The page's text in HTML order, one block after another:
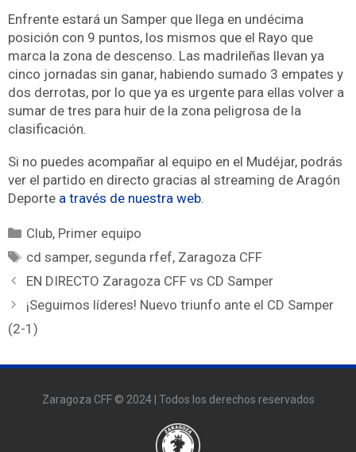
Enfrente estará un Samper que llega en undécima
posición con 9 puntos, los mismos que el Rayo que
marca la zona de descenso. Las madrileñas llevan ya
cinco jornadas sin ganar, habiendo sumado 3 empates y
dos derrotas, por lo que ya es urgente para ellas volver a
sumar de tres para huir de la zona peligrosa de la
clasificación.
Si no puedes acompañar al equipo en el Mudéjar, podrás
ver el partido en directo gracias al streaming de Aragón
Deporte a través de nuestra web.
Club, Primer equipo
cd samper,segunda rfef, Zaragoza CFF
EN DIRECTO Zaragoza CFF vs CD Samper
¡Seguimos líderes! Nuevo triunfo ante el CD Samper
(2-1)
Zaragoza CFF © 2024 | Todos los derechos reservados